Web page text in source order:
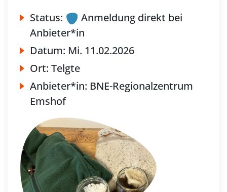
Status:
Anmeldung direkt bei
Anbieter*in
Datum: Mi. 11.02.2026
Ort: Telgte
Anbieter*in: BNE-Regionalzentrum
Emshof